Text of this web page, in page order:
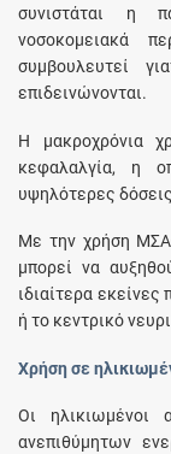
συνιστάται η
νοσοκομειακά
συμβουλευτεί
επιδεινώνονται.
Η μακροχρόνια
κεφαλαλγία, η
υψηλότερες
Με την χρήση
μπορεί να
ιδιαίτερα
ή το κεντρικό
Χρήση σε
Οι ηλικιωμένοι
ανεπιθύμητων